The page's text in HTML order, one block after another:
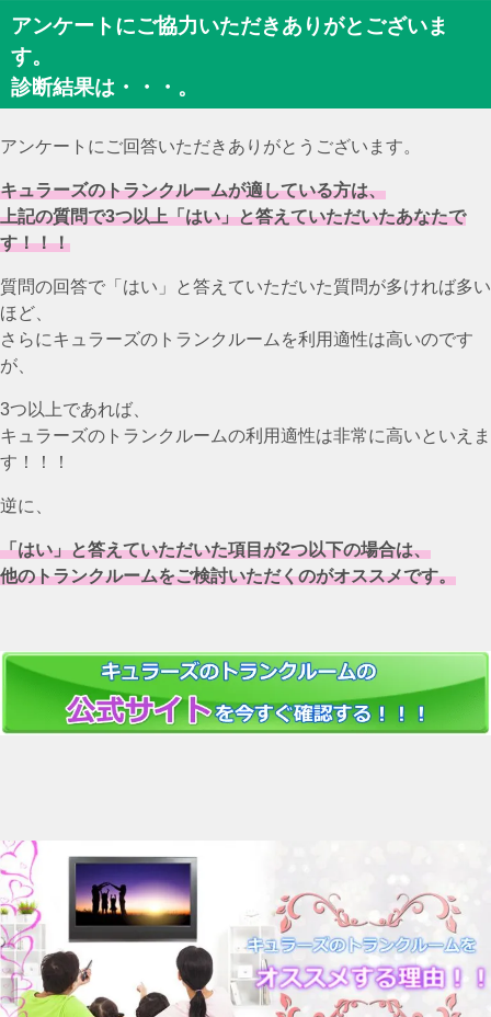
アンケートにご協力いただきありがとございま
す。
診断結果は・・・。
アンケートにご回答いただきありがとうございます。
キュラーズのトランクルームが適している方は、
上記の質問で3つ以上「はい」と答えていただいたあなたで
す！！！
質問の回答で「はい」と答えていただいた質問が多ければ多い
ほど、
さらにキュラーズのトランクルームを利用適性は高いのです
が、
3つ以上であれば、
キュラーズのトランクルームの利用適性は非常に高いといえま
す！！！
逆に、
「はい」と答えていただいた項目が2つ以下の場合は、
他のトランクルームをご検討いただくのがオススメです。